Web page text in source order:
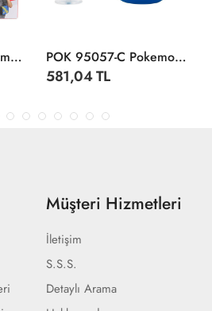
POK PKW3649 Pokemon Clip N Go Bandolier Büyük Set POK 95057-C Pokemon Clip N Go Asorti
581,04 TL
Müşteri Hizmetleri
İletişim
S.S.S.
Detaylı Arama